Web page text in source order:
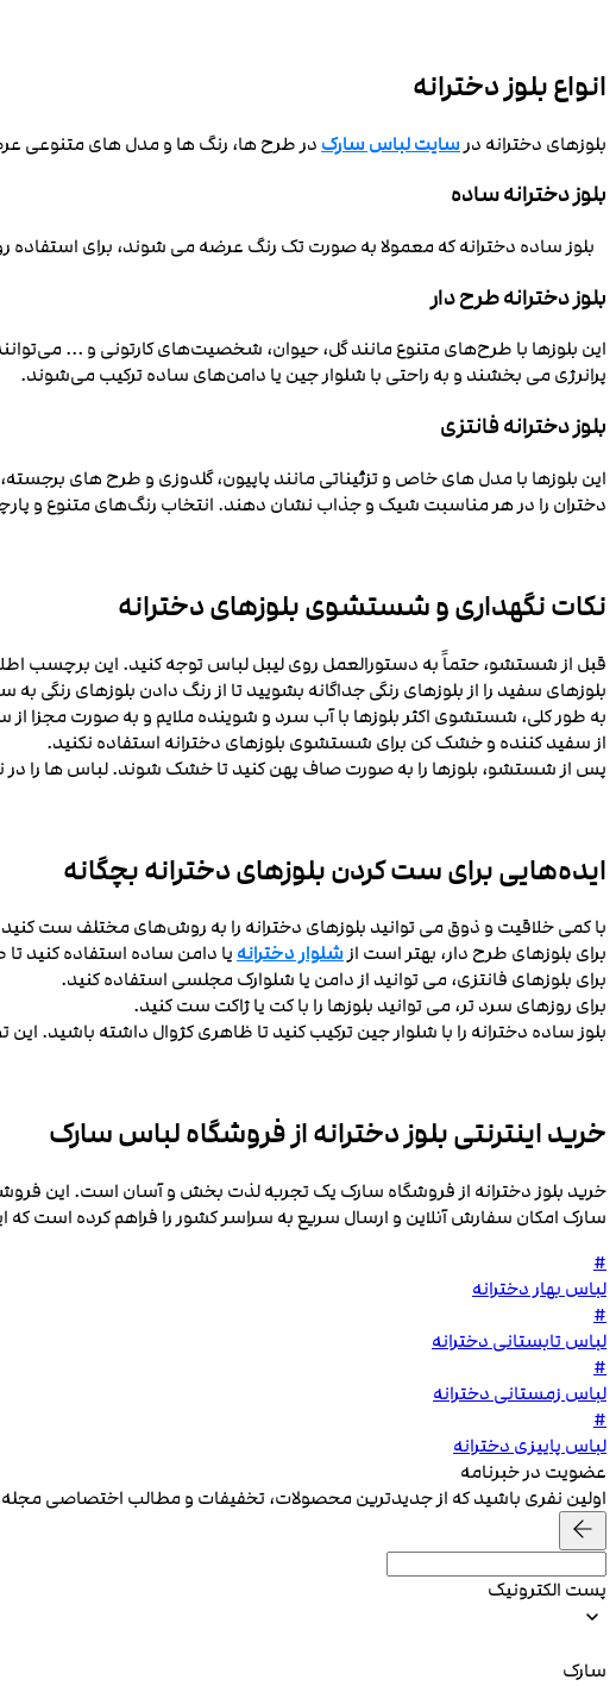
انواع بلوز دخترانه
بلوزهای دخترانه در سایت لباس سارک در طرح‌ ها، رنگ‌ ها و مدل‌ های متنوعی
بلوز دخترانه ساده
بلوز ساده دخترانه که معمولا به صورت تک رنگ عرضه می ‌شوند، برای استفاده
بلوز دخترانه طرح دار
این بلوزها با طرح‌های متنوع مانند گل، حیوان، شخصیت‌های کارتونی و ...
پرانرژی می بخشند و به راحتی با شلوار جین یا دامن‌های ساده ترکیب می‌شوند.
بلوز دخترانه فانتزی
این بلوزها با مدل ‌های خاص و تزئیناتی مانند پاپیون، گلدوزی و طرح ‌های
دختران را در هر مناسبت شیک و جذاب نشان دهند. انتخاب رنگ‌های متنوع و
نکات نگهداری و شستشوی بلوزهای دخترانه
قبل از شستشو، حتماً به دستورالعمل روی لیبل لباس توجه کنید. این
بلوزهای سفید را از بلوزهای رنگی جداگانه بشویید تا از رنگ دادن بلوزهای رنگی
به طور کلی، شستشوی اکثر بلوزها با آب سرد و شوینده ملایم و به صورت مجزا
از سفید کننده و خشک ‌کن برای شستشوی بلوزهای دخترانه استفاده نکنید.
پس از شستشو، بلوزها را به صورت صاف پهن کنید تا خشک شوند. لباس ها را در
ایده‌هایی برای ست کردن بلوزهای دخترانه بچگانه
با کمی خلاقیت و ذوق می‌ توانید بلوزهای دخترانه را به روش‌های مختلف ست
برای بلوزهای طرح ‌دار، بهتر است ازشلوار دخترانهیا دامن ساده استفاده کنید
برای بلوزهای فانتزی، می ‌توانید از دامن یا شلوارک مجلسی استفاده کنید.
برای روزهای سرد ‌تر، می ‌توانید بلوزها را با کت یا ژاکت ست کنید.
بلوز ساده دخترانه را با شلوار جین ترکیب کنید تا ظاهری کژوال داشته باشید.
خرید اینترنتی بلوز دخترانه از فروشگاه لباس سارک
خرید بلوز دخترانه از فروشگاه سارک یک تجربه لذت ‌بخش و آسان است. این
سارک امکان سفارش آنلاین و ارسال سریع به سراسر کشور را فراهم کرده است که
#
لباس بهار دخترانه
#
لباس تابستانی دخترانه
#
لباس زمستانی دخترانه
#
لباس پاییزی دخترانه
عضویت در خبرنامه
اولین نفری باشید که از جدیدترین محصولات، تخفیفات و مطالب اختصاصی
پست الکترونیک
سارک